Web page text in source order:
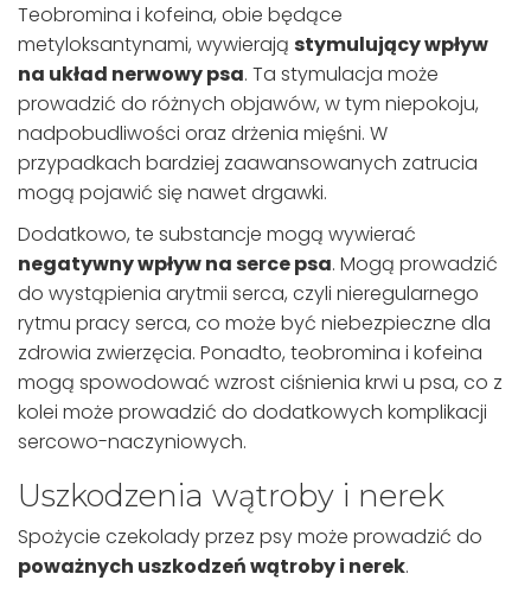
Teobromina i kofeina, obie będące
metyloksantynami, wywierają stymulujący wpływ
na układ nerwowy psa. Ta stymulacja może
prowadzić do różnych objawów, w tym niepokoju,
nadpobudliwości oraz drżenia mięśni. W
przypadkach bardziej zaawansowanych zatrucia
mogą pojawić się nawet drgawki.
Dodatkowo, te substancje mogą wywierać
negatywny wpływ na serce psa. Mogą prowadzić
do wystąpienia arytmii serca, czyli nieregularnego
rytmu pracy serca, co może być niebezpieczne dla
zdrowia zwierzęcia. Ponadto, teobromina i kofeina
mogą spowodować wzrost ciśnienia krwi u psa, co z
kolei może prowadzić do dodatkowych komplikacji
sercowo-naczyniowych.
Uszkodzenia wątroby i nerek
Spożycie czekolady przez psy może prowadzić do
poważnych uszkodzeń wątroby i nerek.